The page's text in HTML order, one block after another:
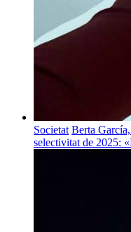
Societat Berta
selectivitat de 2025: